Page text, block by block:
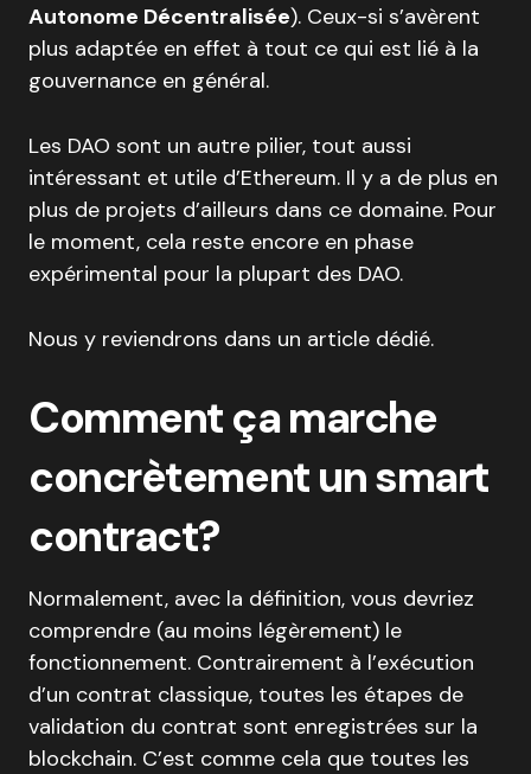
Autonome Décentralisée). Ceux-si s’avèrent
plus adaptée en effet à tout ce qui est lié à la
gouvernance en général.
Les DAO sont un autre pilier, tout aussi
intéressant et utile d’Ethereum. Il y a de plus en
plus de projets d’ailleurs dans ce domaine. Pour
le moment, cela reste encore en phase
expérimental pour la plupart des DAO.
Nous y reviendrons dans un article dédié.
Comment ça marche
concrètement un smart
contract?
Normalement, avec la définition, vous devriez
comprendre (au moins légèrement) le
fonctionnement. Contrairement à l’exécution
d’un contrat classique, toutes les étapes de
validation du contrat sont enregistrées sur la
blockchain. C’est comme cela que toutes les